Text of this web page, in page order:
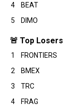
4
BEAT
5
DIMO
🚨 Top Losers
1 FRONTIERS
2
BMEX
3
TRC
4
FRAG